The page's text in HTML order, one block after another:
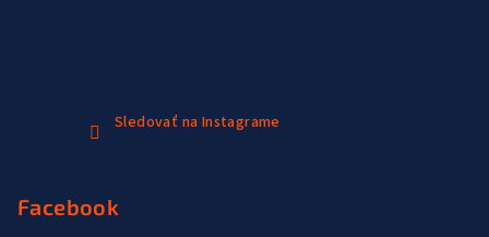
Sledovať na Instagrame
Facebook